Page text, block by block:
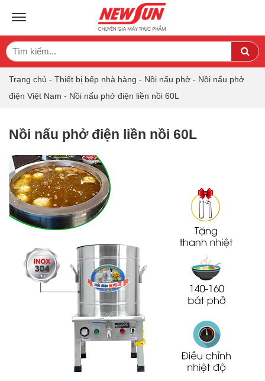
TOGGLE NAVIGATION
Search
for:
Trang chủ - Thiết bị bếp nhà hàng - Nồi nấu phở - Nồi nấu phở
điện Việt Nam - Nồi nấu phở điện liền nồi 60L
Nồi nấu phở điện liền nồi 60L